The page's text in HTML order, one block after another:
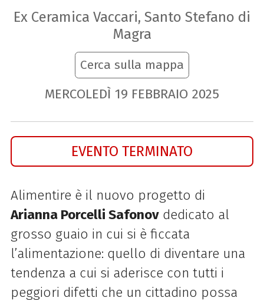
Ex Ceramica Vaccari, Santo Stefano di
Magra
Cerca sulla mappa
MERCOLEDÌ 19 FEBBRAIO 2025
EVENTO TERMINATO
Alimentire è il nuovo progetto di
Arianna Porcelli Safonovdedicato al
grosso guaio in cui si è ficcata
l’alimentazione: quello di diventare una
tendenza a cui si aderisce con tutti i
peggiori difetti che un cittadino possa